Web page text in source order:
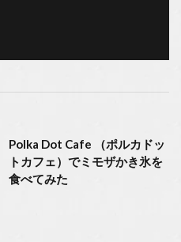
Polka Dot Cafe （ポルカドッ
トカフェ）でミモザかき氷を
食べてみた